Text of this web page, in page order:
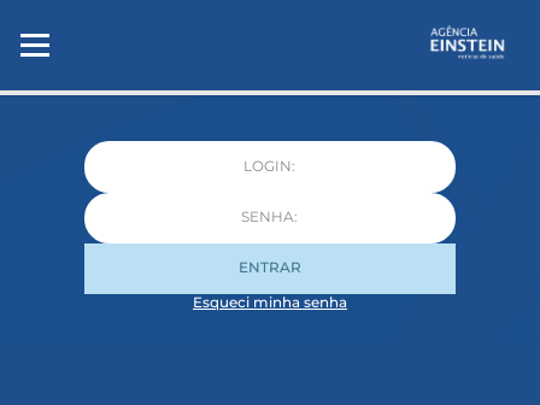
ENTRAR
Esqueci minha senha